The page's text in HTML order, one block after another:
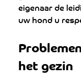
eigenaar de
uw hond u
het gezin